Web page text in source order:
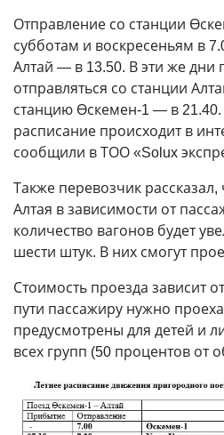
Отправление со станции
субботам и воскресеньям в
Алтай — в 13.50. В эти же дни
отправляться со станции
станцию Өскемен-1— в
расписание происходит в
сообщили в ТОО «Solux
Также перевозчик
Алтая в зависимости от
количество вагонов будет
шести штук. В них смогут
Стоимость проезда зависит
пути пассажиру нужно
предусмотрены для детей и
всех групп (50 процентов от